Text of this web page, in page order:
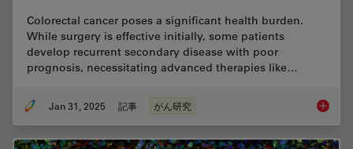
Colorectal cancer poses a significant health burden.
While surgery is effective initially, some patients
develop recurrent secondary disease with poor
prognosis, necessitating advanced therapies like…
Jan 31, 2025 記事 がん研究